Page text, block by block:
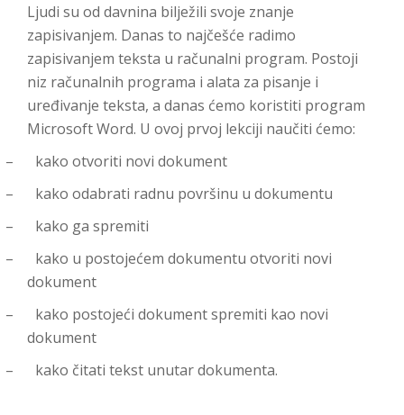
Ljudi su od davnina bilježili svoje znanje
zapisivanjem. Danas to najčešće radimo
zapisivanjem teksta u računalni program. Postoji
niz računalnih programa i alata za pisanje i
uređivanje teksta, a danas ćemo koristiti program
Microsoft Word. U ovoj prvoj lekciji naučiti ćemo:
–
kako otvoriti novi dokument
–
kako odabrati radnu površinu u dokumentu
–
kako ga spremiti
–
kako u postojećem dokumentu otvoriti novi
dokument
–
kako postojeći dokument spremiti kao novi
dokument
–
kako čitati tekst unutar dokumenta.